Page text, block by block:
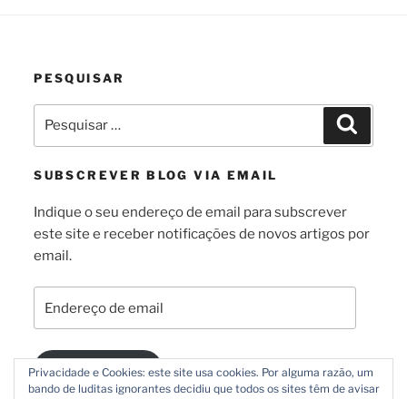
PESQUISAR
por:
SUBSCREVER BLOG VIA EMAIL
Indique o seu endereço de email para subscrever
este site e receber notificações de novos artigos por
email.
Subscrever
Privacidade e Cookies: este site usa cookies. Por alguma razão, um
bando de luditas ignorantes decidiu que todos os sites têm de avisar